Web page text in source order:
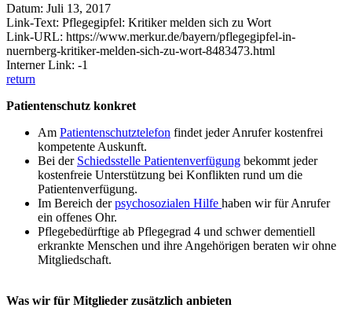
Datum: Juli 13, 2017
Link-Text: Pflegegipfel: Kritiker melden sich zu Wort
Link-URL: https://www.merkur.de/bayern/pflegegipfel-in-
nuernberg-kritiker-melden-sich-zu-wort-8483473.html
Interner Link: -1
return
Patientenschutz konkret
Am Patientenschutztelefon findet jeder Anrufer kostenfrei
kompetente Auskunft.
Bei der Schiedsstelle Patientenverfügung bekommt jeder
kostenfreie Unterstützung bei Konflikten rund um die
Patientenverfügung.
Im Bereich derpsychosozialen Hilfe haben wir für Anrufer
ein offenes Ohr.
Pflegebedürftige ab Pflegegrad 4 und schwer dementiell
erkrankte Menschen und ihre Angehörigen beraten wir ohne
Mitgliedschaft.
Was wir für Mitglieder zusätzlich anbieten